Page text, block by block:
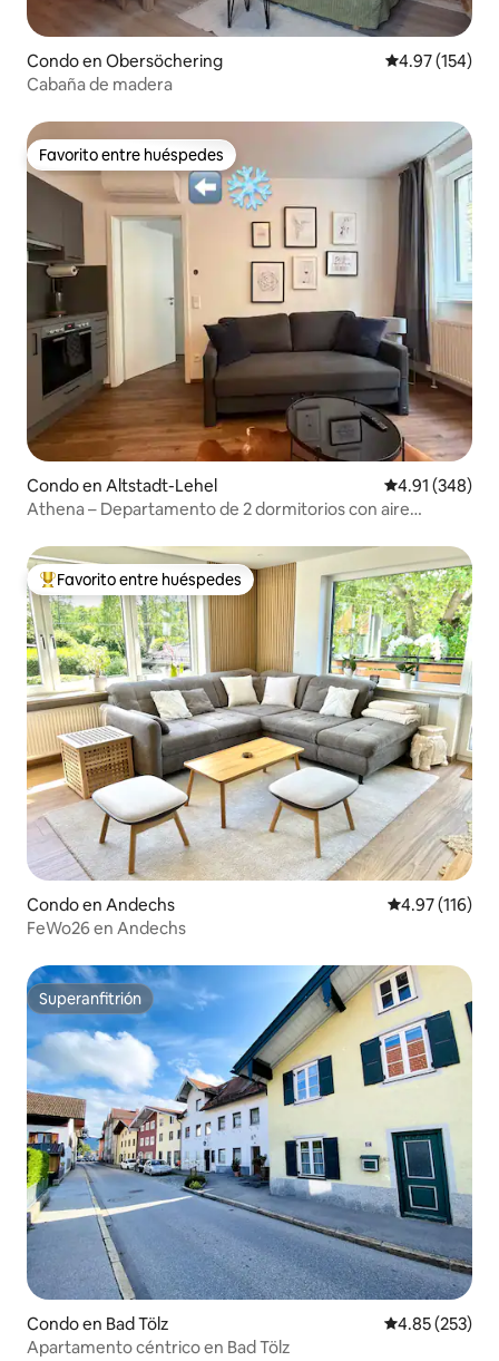
Condo en Obersöchering Calificación
4.97 (154)
Cabaña de madera
Favorito entre huéspedes
Favorito entre huéspedes
Condo en Altstadt-Lehel Calificación
4.91 (348)
Athena – Departamento de 2 dormitorios con aire
Favorito entre huéspedes preferido
Favorito entre huéspedes
Condo en Andechs Calificación
4.97 (116)
FeWo26 en Andechs
Superanfitrión
Superanfitrión
Condo en Bad Tölz Calificación
4.85 (253)
Apartamento céntrico en Bad Tölz